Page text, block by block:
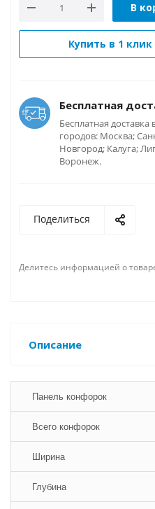
В
Купить в 1 клик
Бесплатная
Бесплатная
городов: Москва;
Новгород; Калуга;
Воронеж.
Поделиться
Делитесь информацией о
Описание
Панель конфорок
Всего конфорок
Ширина
Глубина